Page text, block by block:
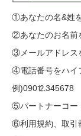
①あなたの名&姓
②あなたのお名前
③メールアドレス
④電話番号をハイ
例)090⒓345678
⑤パートナーコー
⑥利用規約、取引